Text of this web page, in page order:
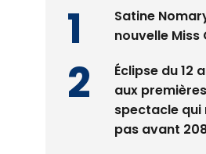
Satine
nouvelle Miss
Éclipse du 12
aux
spectacle qui
pas avant